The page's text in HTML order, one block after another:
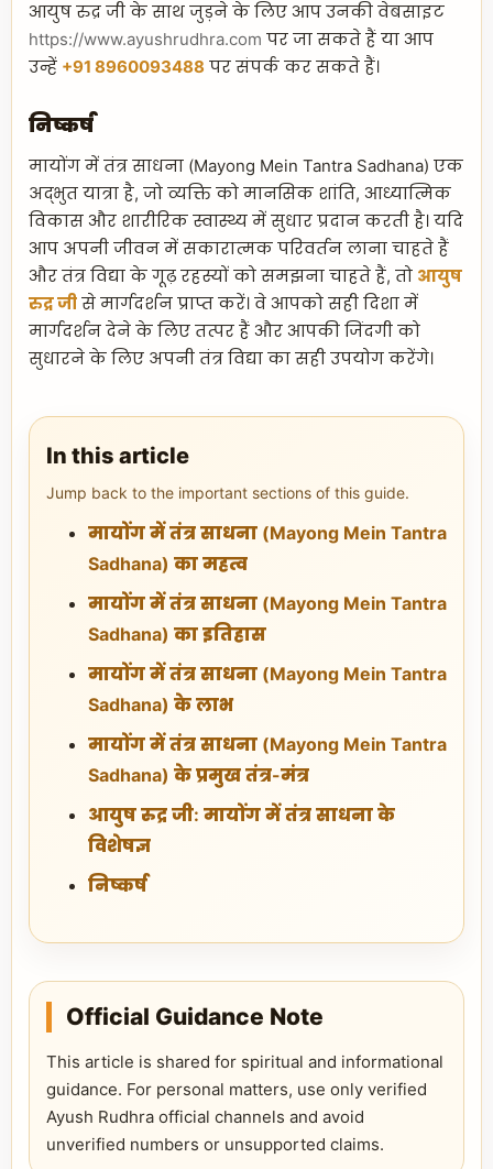
आयुष रुद्र जी के साथ जुड़ने के लिए आप उनकी वेबसाइट
https://www.ayushrudhra.com पर जा सकते हैं या आप
उन्हें +91 8960093488 पर संपर्क कर सकते हैं।
निष्कर्ष
मायोंग में तंत्र साधना (Mayong Mein Tantra Sadhana) एक
अद्भुत यात्रा है, जो व्यक्ति को मानसिक शांति, आध्यात्मिक
विकास और शारीरिक स्वास्थ्य में सुधार प्रदान करती है। यदि
आप अपनी जीवन में सकारात्मक परिवर्तन लाना चाहते हैं
और तंत्र विद्या के गूढ़ रहस्यों को समझना चाहते हैं, तो आयुष
रुद्र जी से मार्गदर्शन प्राप्त करें। वे आपको सही दिशा में
मार्गदर्शन देने के लिए तत्पर हैं और आपकी जिंदगी को
सुधारने के लिए अपनी तंत्र विद्या का सही उपयोग करेंगे।
In this article
Jump back to the important sections of this guide.
मायोंग में तंत्र साधना (Mayong Mein Tantra
Sadhana) का महत्व
मायोंग में तंत्र साधना (Mayong Mein Tantra
Sadhana) का इतिहास
मायोंग में तंत्र साधना (Mayong Mein Tantra
Sadhana) के लाभ
मायोंग में तंत्र साधना (Mayong Mein Tantra
Sadhana) के प्रमुख तंत्र-मंत्र
आयुष रुद्र जी: मायोंग में तंत्र साधना के
विशेषज्ञ
निष्कर्ष
Official Guidance Note
This article is shared for spiritual and informational
guidance. For personal matters, use only verified
Ayush Rudhra official channels and avoid
unverified numbers or unsupported claims.